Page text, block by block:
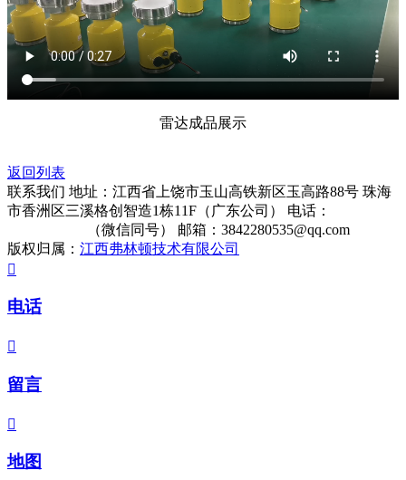
雷达成品展示
返回列表
联系我们 地址：江西省上饶市玉山高铁新区玉高路88号 珠海
市香洲区三溪格创智造1栋11F（广东公司）
电话：
（微信同号）
邮箱：3842280535@qq.com
版权归属： 江西弗林顿技术有限公司

电话

留言

地图